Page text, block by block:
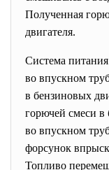
Полученная
двигателя.
Система
во впускном
в бензиновых
горючей смеси в
во впускном
форсунок
Топливо